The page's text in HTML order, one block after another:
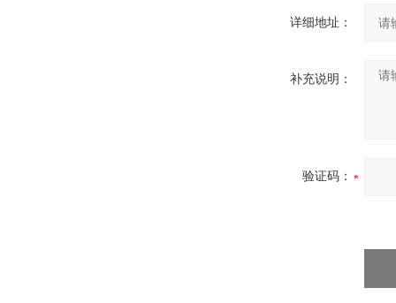
详细地址：
补充说明：
验证码：